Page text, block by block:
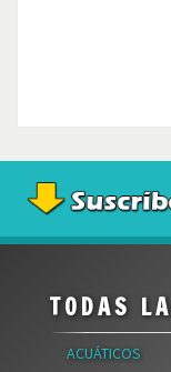
TODAS
ACUÁTICOS